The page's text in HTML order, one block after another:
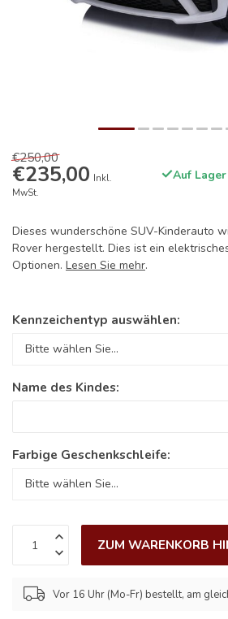
€250,00
€235,00 Inkl.
MwSt.
Auf
Dieses wunderschöne SUV-Kinderauto
Rover hergestellt. Dies ist ein
Optionen. Lesen Sie mehr.
Kennzeichentyp auswählen:
Name des Kindes:
Farbige Geschenkschleife:
ZUM WARENKORB
Vor 16 Uhr (Mo-Fr) bestellt, am